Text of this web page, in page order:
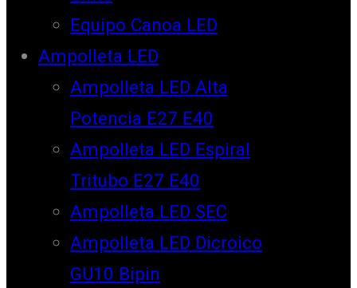
Equipo Canoa LED
Ampolleta LED
Ampolleta LED Alta
Potencia E27 E40
Ampolleta LED Espiral
Tritubo E27 E40
Ampolleta LED SEC
Ampolleta LED Dicroico
GU10 Bipin